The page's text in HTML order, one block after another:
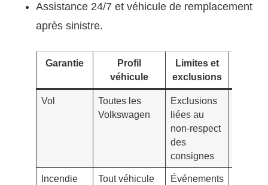
Assistance 24/7 et véhicule de remplacement
après sinistre.
Garantie
Profil
véhicule
Limites et
exclusions
Vol
Toutes les
Volkswagen
Exclusions
liées au
non-respect
des
consignes
Incendie Tout véhicule
Événements